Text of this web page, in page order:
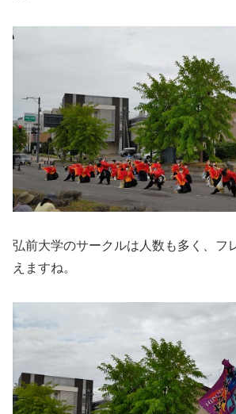
弘前大学のサークルは人数も多く、フ
えますね。